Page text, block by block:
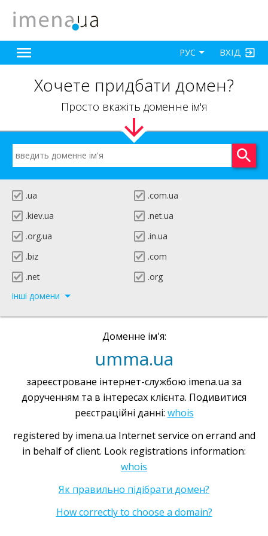
ВХІД
РУС
Хочете придбати домен?
Просто вкажіть доменне ім'я
.ua
.com.ua
.kiev.ua
.net.ua
.org.ua
.in.ua
.biz
.com
.net
.org
інші домени
Доменне ім'я:
umma.ua
зареєстроване інтернет-службою imena.ua за
дорученням та в інтересах клієнта. Подивитися
реєстраційні данні: whois
registered by imena.ua Internet service on errand and
in behalf of client. Look registrations information:
whois
Як правильно підібрати домен?
How correctly to choose a domain?